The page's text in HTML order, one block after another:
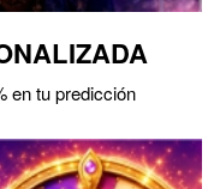
en tu predicción